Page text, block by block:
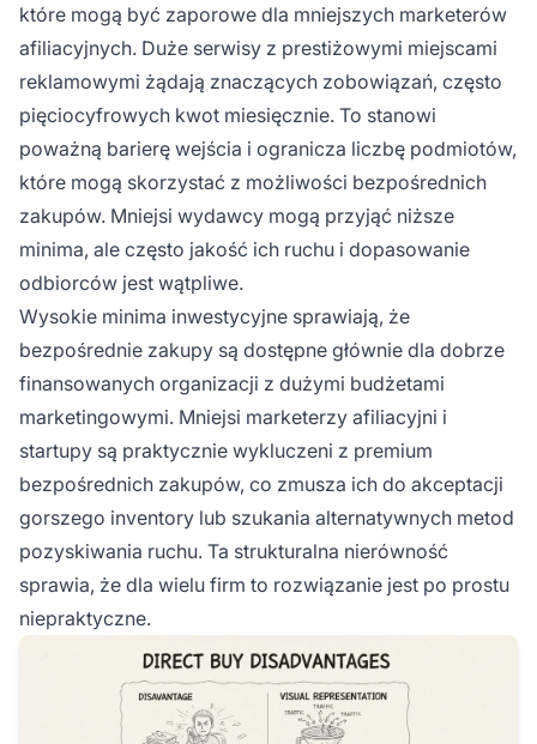
które mogą być zaporowe dla mniejszych marketerów
afiliacyjnych. Duże serwisy z prestiżowymi miejscami
reklamowymi żądają znaczących zobowiązań, często
pięciocyfrowych kwot miesięcznie. To stanowi
poważną barierę wejścia i ogranicza liczbę podmiotów,
które mogą skorzystać z możliwości bezpośrednich
zakupów. Mniejsi wydawcy mogą przyjąć niższe
minima, ale często jakość ich ruchu i dopasowanie
odbiorców jest wątpliwe.
Wysokie minima inwestycyjne sprawiają, że
bezpośrednie zakupy są dostępne głównie dla dobrze
finansowanych organizacji z dużymi budżetami
marketingowymi. Mniejsi marketerzy afiliacyjni i
startupy są praktycznie wykluczeni z premium
bezpośrednich zakupów, co zmusza ich do akceptacji
gorszego inventory lub szukania alternatywnych metod
pozyskiwania ruchu. Ta strukturalna nierówność
sprawia, że dla wielu firm to rozwiązanie jest po prostu
niepraktyczne.